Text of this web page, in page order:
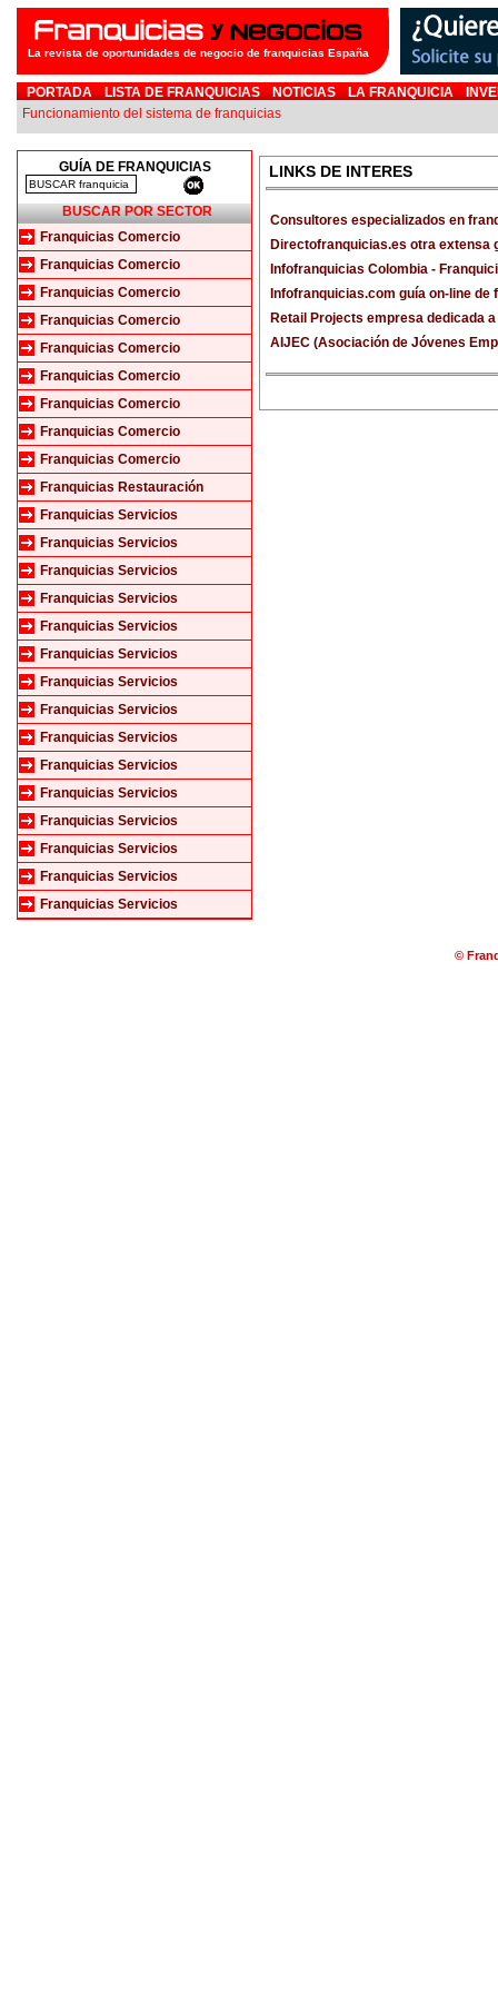
La revista de oportunidades de negocio de franquicias España
PORTADA LISTA DE FRANQUICIAS NOTICIAS LA FRANQUICIA
Funcionamiento del sistema de franquicias
GUÍA DE FRANQUICIAS
BUSCAR POR SECTOR
Franquicias Comercio
Franquicias Comercio
Franquicias Comercio
Franquicias Comercio
Franquicias Comercio
Franquicias Comercio
Franquicias Comercio
Franquicias Comercio
Franquicias Comercio
Franquicias Restauración
Franquicias Servicios
Franquicias Servicios
Franquicias Servicios
Franquicias Servicios
Franquicias Servicios
Franquicias Servicios
Franquicias Servicios
Franquicias Servicios
Franquicias Servicios
Franquicias Servicios
Franquicias Servicios
Franquicias Servicios
Franquicias Servicios
Franquicias Servicios
Franquicias Servicios
LINKS DE INTERES
Consultores especializados en
Directofranquicias.es otra extensa
Infofranquicias Colombia -
Infofranquicias.com guía on-line
Retail Projects empresa dedicada
AIJEC (Asociación de Jóvenes
©